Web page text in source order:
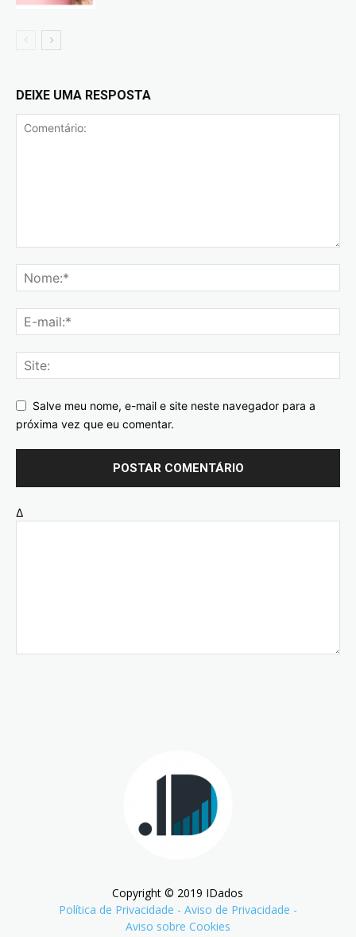
DEIXE UMA RESPOSTA
Salve meu nome, e-mail e site neste navegador para a
próxima vez que eu comentar.
Δ
Copyright © 2019 IDados
Política de Privacidade - Aviso de Privacidade -
Aviso sobre Cookies